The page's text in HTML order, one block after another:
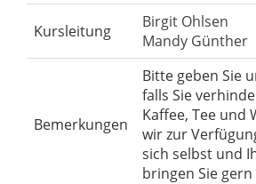
Kursleitung
Birgit Ohlsen
Mandy Günther
Bemerkungen
Bitte geben Sie
falls Sie
Kaffee, Tee und
wir zur
sich selbst und
bringen Sie